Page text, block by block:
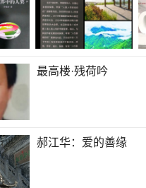
最高楼·残荷吟
郝江华：爱的善缘